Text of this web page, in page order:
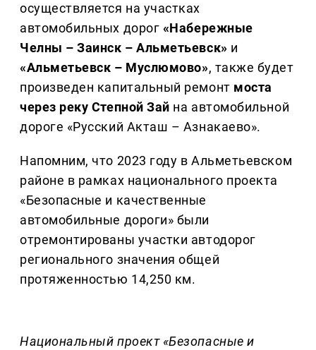
осуществляется на участках
автомобильных дорог «Набережные
Челны – Заинск – Альметьевск» и
«Альметьевск – Муслюмово», также будет
произведен капитальный ремонт моста
через реку Степной Зай на автомобильной
дороге «Русский Акташ – Азнакаево».
Напомним, что 2023 году в Альметьевском
районе в рамках национального проекта
«Безопасные и качественные
автомобильные дороги» были
отремонтированы участки автодорог
регионального значения общей
протяженностью 14,250 км.
Национальный проект «Безопасные и